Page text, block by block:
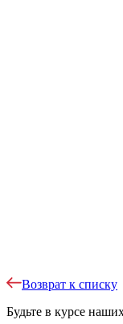
Возврат к списку
Будьте в курсе